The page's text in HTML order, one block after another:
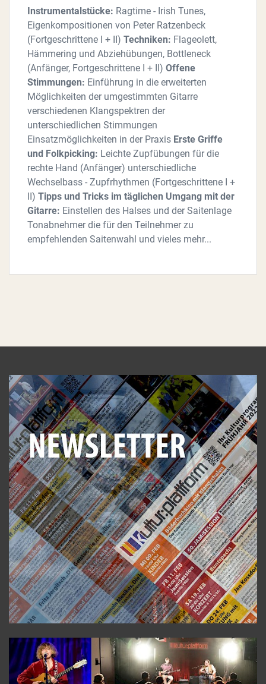
Instrumentalstücke: Ragtime - Irish Tunes,
Eigenkompositionen von Peter Ratzenbeck
(Fortgeschrittene I + II) Techniken: Flageolett,
Hämmering und Abziehübungen, Bottleneck
(Anfänger, Fortgeschrittene I + II) Offene
Stimmungen: Einführung in die erweiterten
Möglichkeiten der umgestimmten Gitarre
verschiedenen Klangspektren der
unterschiedlichen Stimmungen
Einsatzmöglichkeiten in der Praxis Erste Griffe
und Folkpicking: Leichte Zupfübungen für die
rechte Hand (Anfänger) unterschiedliche
Wechselbass - Zupfrhythmen (Fortgeschrittene I +
II) Tipps und Tricks im täglichen Umgang mit der
Gitarre: Einstellen des Halses und der Saitenlage
Tonabnehmer die für den Teilnehmer zu
empfehlenden Saitenwahl und vieles mehr...